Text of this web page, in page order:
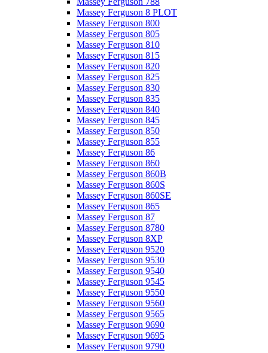
Massey Ferguson 8 PLOT
Massey Ferguson 800
Massey Ferguson 805
Massey Ferguson 810
Massey Ferguson 815
Massey Ferguson 820
Massey Ferguson 825
Massey Ferguson 830
Massey Ferguson 835
Massey Ferguson 840
Massey Ferguson 845
Massey Ferguson 850
Massey Ferguson 855
Massey Ferguson 86
Massey Ferguson 860
Massey Ferguson 860B
Massey Ferguson 860S
Massey Ferguson 860SE
Massey Ferguson 865
Massey Ferguson 87
Massey Ferguson 8780
Massey Ferguson 8XP
Massey Ferguson 9520
Massey Ferguson 9530
Massey Ferguson 9540
Massey Ferguson 9545
Massey Ferguson 9550
Massey Ferguson 9560
Massey Ferguson 9565
Massey Ferguson 9690
Massey Ferguson 9695
Massey Ferguson 9790